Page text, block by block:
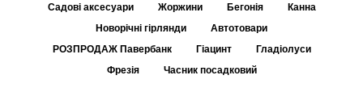
Садові аксесуари
Жоржини Бегонія
Канна
Новорічні гірлянди
Автотовари
РОЗПРОДАЖ Павербанк
Гіацинт
Гладіолуси
Фрезія
Часник посадковий